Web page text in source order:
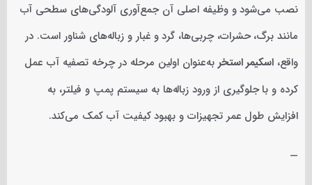
نصب می‌شود و وظیفه اصلی آن جمع‌آوری آلودگی‌های سطحی آب
مانند برگ، حشرات، چربی‌ها، گرد و غبار و زباله‌های شناور است. در
واقع، اسکیمر استخربه‌عنوان اولین مرحله در چرخه تصفیه آب عمل
کرده و با جلوگیری از ورود زباله‌ها به سیستم پمپ و فیلتر، به
افزایش طول عمر تجهیزات و بهبود کیفیت آب کمک می‌کند.
—